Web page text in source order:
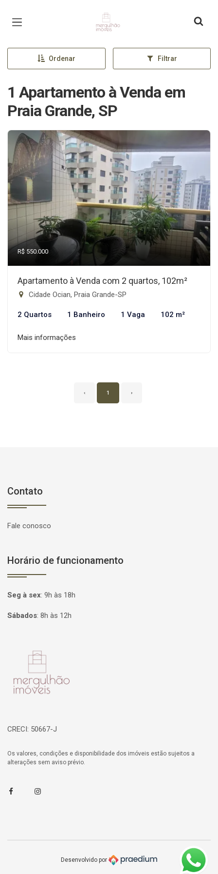
Página inicial
Ordenar Filtrar
1 Apartamento à Venda em
Praia Grande, SP
R$ 550.000
Apartamento à Venda com 2 quartos, 102m²
Cidade Ocian, Praia Grande-SP
2 Quartos 1 Banheiro 1 Vaga 102 m²
Mais informações
‹ 1 ›
Contato
Fale conosco
Horário de funcionamento
Seg à sex: 9h às 18h
Sábados: 8h às 12h
CRECI: 50667-J
Os valores, condições e disponibilidade dos imóveis estão sujeitos a
alterações sem aviso prévio.
FacebookInstagram
Desenvolvido por